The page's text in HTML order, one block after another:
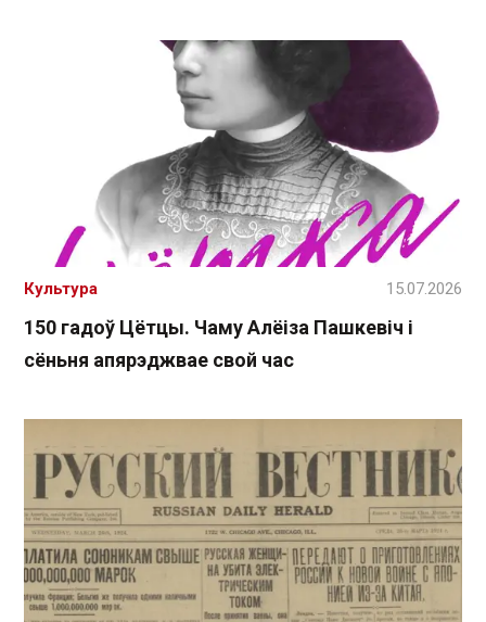
150 гадоў Цётцы. Чаму Алёіза Пашкевіч і
сёньня апярэджвае свой час
Культура 15.07.2026